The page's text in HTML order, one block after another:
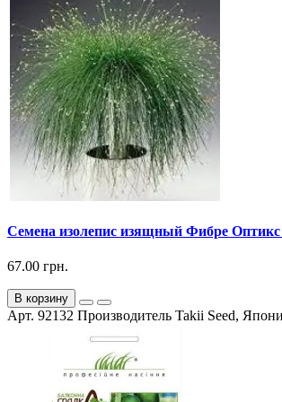
Семена изолепис изящный Фибре Оптикс
67.00 грн.
В корзину
Арт. 92132 Производитель Takii Seed,